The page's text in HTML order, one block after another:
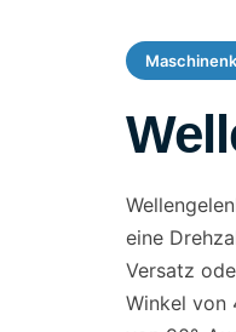
eine
Versatz
Winkel von